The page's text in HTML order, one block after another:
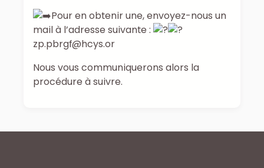
Pour en obtenir une, envoyez-nous un
mail à l’adresse suivante :
zp.pbrgf@hcys.or
Nous vous communiquerons alors la
procédure à suivre.